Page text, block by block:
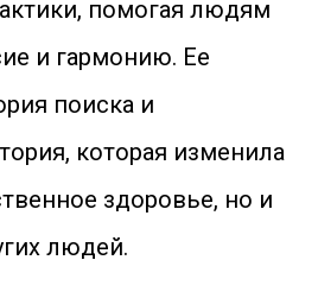
помогая людям
и гармонию. Ее
поиска и
которая изменила
здоровье, но и
людей.